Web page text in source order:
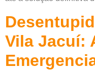
Vila Jacuí: